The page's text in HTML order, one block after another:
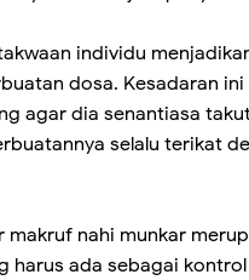
individu
dosa. Kesadaran ini
agar dia senantiasa
selalu terikat
makruf nahi munkar
harus ada sebagai